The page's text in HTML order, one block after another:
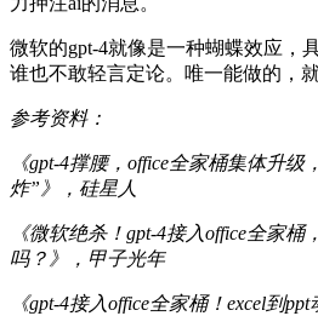
微软的gpt-4就像是一种蝴蝶效应，
谁也不敢轻言定论。唯一能做的，
参考资料：
《gpt-4撑腰，office全家桶集体升
炸”》，硅星人
《微软绝杀！gpt-4接入office全家
吗？》，甲子光年
《gpt-4接入office全家桶！excel到